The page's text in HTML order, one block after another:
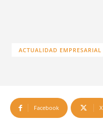
ACTUALIDAD EMPRESARIAL
Facebook X